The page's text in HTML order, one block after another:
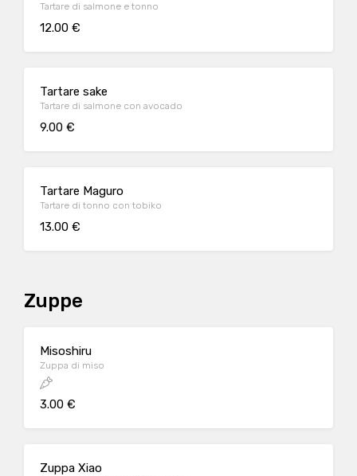
Tartare di salmone e tonno
12.00 €
Tartare sake
Tartare di salmone con avocado
9.00 €
Tartare Maguro
Tartare di tonno con tobiko
13.00 €
Zuppe
Misoshiru
Zuppa di miso
3.00 €
Zuppa Xiao